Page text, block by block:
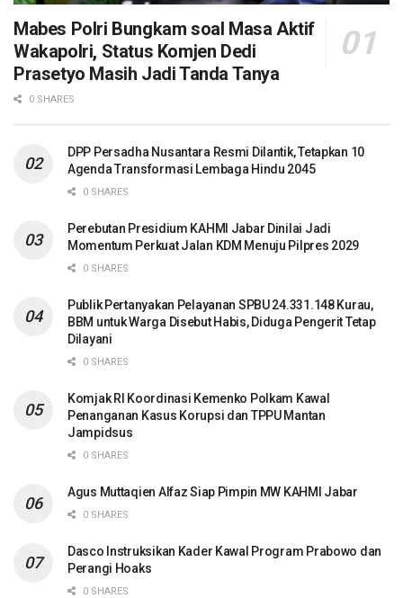
Mabes Polri Bungkam soal Masa Aktif
Wakapolri, Status Komjen Dedi
Prasetyo Masih Jadi Tanda Tanya
0 SHARES
DPP Persadha Nusantara Resmi Dilantik, Tetapkan 10
Agenda Transformasi Lembaga Hindu 2045
0 SHARES
Perebutan Presidium KAHMI Jabar Dinilai Jadi
Momentum Perkuat Jalan KDM Menuju Pilpres 2029
0 SHARES
Publik Pertanyakan Pelayanan SPBU 24.331.148 Kurau,
BBM untuk Warga Disebut Habis, Diduga Pengerit Tetap
Dilayani
0 SHARES
Komjak RI Koordinasi Kemenko Polkam Kawal
Penanganan Kasus Korupsi dan TPPU Mantan
Jampidsus
0 SHARES
Agus Muttaqien Alfaz Siap Pimpin MW KAHMI Jabar
0 SHARES
Dasco Instruksikan Kader Kawal Program Prabowo dan
Perangi Hoaks
0 SHARES